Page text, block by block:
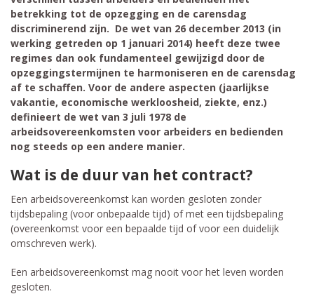
betrekking tot de opzegging en de carensdag
discriminerend zijn. De wet van 26 december 2013 (in
werking getreden op 1 januari 2014) heeft deze twee
regimes dan ook fundamenteel gewijzigd door de
opzeggingstermijnen te harmoniseren en de carensdag
af te schaffen. Voor de andere aspecten (jaarlijkse
vakantie, economische werkloosheid, ziekte, enz.)
definieert de wet van 3 juli 1978 de
arbeidsovereenkomsten voor arbeiders en bedienden
nog steeds op een andere manier.
Wat is de duur van het contract?
Een arbeidsovereenkomst kan worden gesloten zonder
tijdsbepaling (voor onbepaalde tijd) of met een tijdsbepaling
(overeenkomst voor een bepaalde tijd of voor een duidelijk
omschreven werk).
Een arbeidsovereenkomst mag nooit voor het leven worden
gesloten.